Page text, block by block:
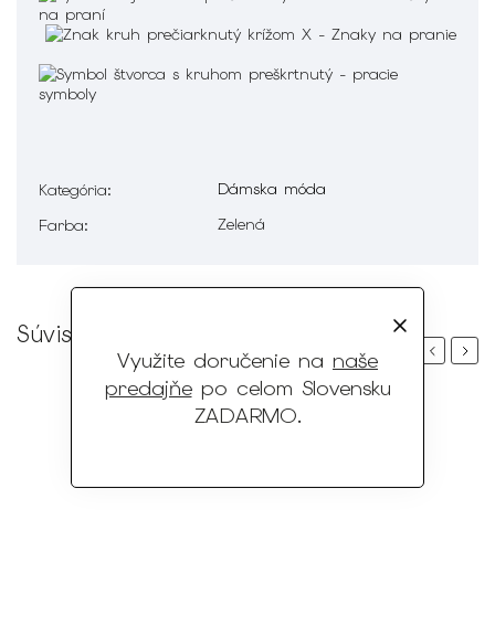
Využite doručenie na naše
predajňepo celom Slovensku
ZADARMO.
Kategória:
Dámska móda
Farba: Zelená
Súvisiaci tovar
PreviousNext